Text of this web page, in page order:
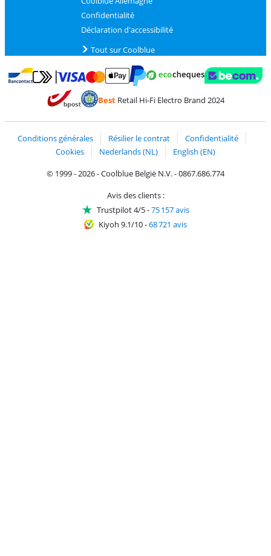
Confidentialité
Déclaration d'accessibilité
Tout sur Coolblue
Payer avec Bancontact
Payer avec MasterCard et Visa via ClickToPay
BestRetail Hi-Fi Electro Brand 2024
Conditions générales Résilier le contrat
Confidentialité
Cookies
Nederlands (NL)
English (EN)
© 1999 - 2026 - Coolblue België N.V. - 0867.686.774
Avis des clients :
Trustpilot 4/5-75 157 avis
Kiyoh 9.1/10-68 721 avis